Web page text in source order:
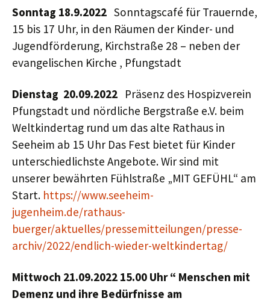
Sonntag 18.9.2022 Sonntagscafé für Trauernde,
15 bis 17 Uhr, in den Räumen der Kinder- und
Jugendförderung, Kirchstraße 28 – neben der
evangelischen Kirche , Pfungstadt
Dienstag 20.09.2022 Präsenz des Hospizverein
Pfungstadt und nördliche Bergstraße e.V. beim
Weltkindertag rund um das alte Rathaus in
Seeheim ab 15 Uhr Das Fest bietet für Kinder
unterschiedlichste Angebote. Wir sind mit
unserer bewährten Fühlstraße „MIT GEFÜHL“ am
Start. https://www.seeheim-
jugenheim.de/rathaus-
buerger/aktuelles/pressemitteilungen/presse-
archiv/2022/endlich-wieder-weltkindertag/
Mittwoch 21.09.2022 15.00 Uhr “ Menschen mit
Demenz und ihre Bedürfnisse am